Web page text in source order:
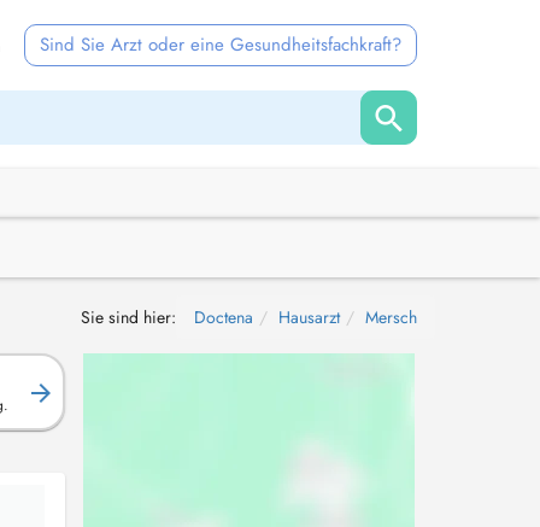
Sind Sie Arzt oder eine Gesundheitsfachkraft?
Sie sind hier: Doctena Hausarzt Mersch